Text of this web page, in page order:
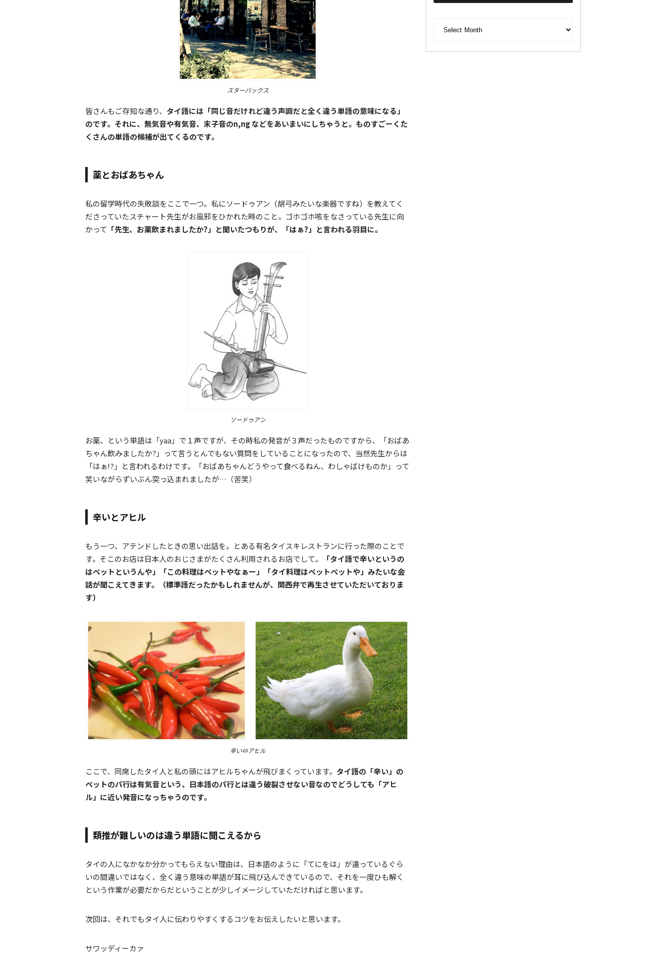
スターバックス
皆さんもご存知な通り、 タイ語には「同じ音だけれど違う声調だと全く違う単語の意味になる」
のです。それに、無気音や有気音、末子音のn,ng などをあいまいにしちゃうと。ものすごーくた
くさんの単語の候補が出てくるのです。
薬とおばあちゃん
私の留学時代の失敗談をここで一つ。私にソードゥアン（胡弓みたいな楽器ですね）を教えてく
ださっていたスチャート先生がお風邪をひかれた時のこと。ゴホゴホ咳をなさっている先生に向
かって 「先生、お薬飲まれましたか?」と聞いたつもりが、「はぁ?」と言われる羽目に。
ソードゥアン
お薬、という単語は「yaa」で１声ですが、その時私の発音が３声だったものですから、「おばあ
ちゃん飲みましたか?」って言うとんでもない質問をしていることになったので、当然先生からは
「はぁ!?」と言われるわけです。「おばあちゃんどうやって食べるねん、わしゃばけものか」って
笑いながらずいぶん突っ込まれましたが…（苦笑）
辛いとアヒル
もう一つ、アテンドしたときの思い出話を。とある有名タイスキレストランに行った際のことで
す。そこのお店は日本人のおじさまがたくさん利用されるお店でして。
「タイ語で辛いというの
はペットというんや」「この料理はペットやなぁー」「タイ料理はペットペットや」みたいな会
話が聞こえてきます。（標準語だったかもしれませんが、関西弁で再生させていただいておりま
す）
辛い⇔アヒル
ここで、同席したタイ人と私の頭にはアヒルちゃんが飛びまくっています。 タイ語の「辛い」の
ペットのパ行は有気音という、日本語のパ行とは違う破裂させない音なのでどうしても「アヒ
ル」に近い発音になっちゃうのです。
類推が難しいのは違う単語に聞こえるから
タイの人になかなか分かってもらえない理由は、日本語のように「てにをは」が違っているぐら
いの間違いではなく、全く違う意味の単語が耳に飛び込んできているので、それを一度ひも解く
という作業が必要だからだということが少しイメージしていただければと思います。
次回は、それでもタイ人に伝わりやすくするコツをお伝えしたいと思います。
サワッディーカァ